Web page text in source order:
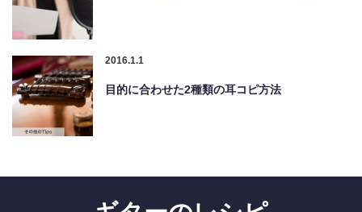
2016.1.1
目的に合わせた2種類の耳コピ方法